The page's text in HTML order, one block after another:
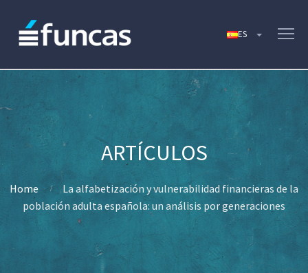
Home
La alfabetización y vulnerabilidad financieras de la
población adulta española: un análisis por generaciones